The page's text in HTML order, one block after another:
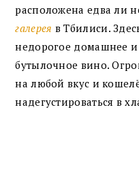
расположена едва ли
галерея в Тбилиси.
недорогое домашнее и
бутылочное вино.
на любой вкус и
надегустироваться в